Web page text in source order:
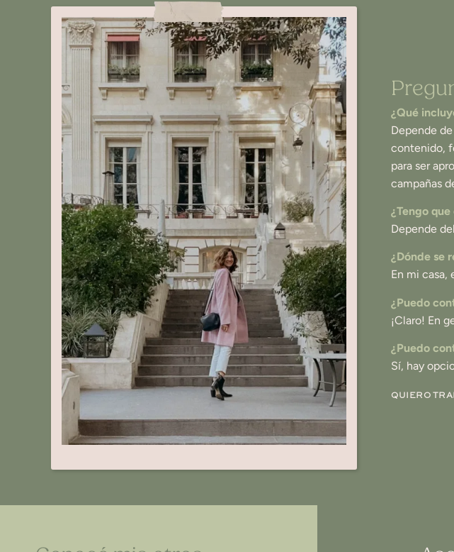
¿Qué
Depende
contenido,
para ser
campañas
¿Tengo
Depende
¿Dónde se
En mi casa,
¿Puedo
¡Claro! En
¿Puedo
Sí, hay
QUIERO